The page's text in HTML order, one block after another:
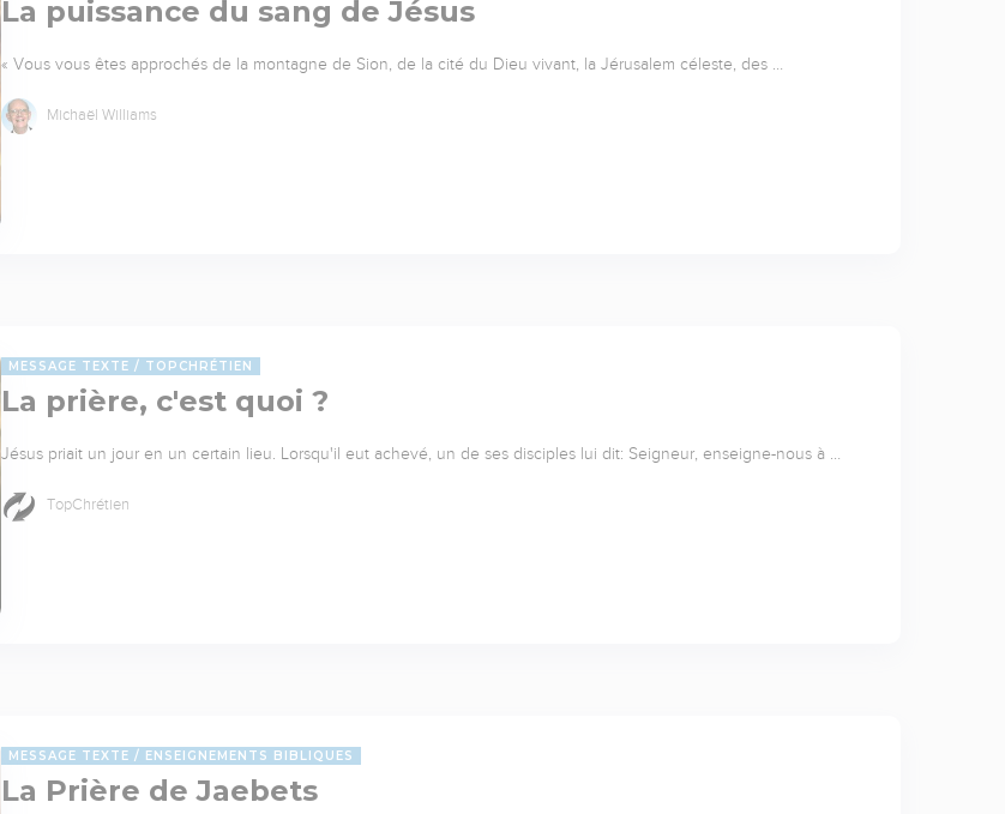
La puissance du sang de Jésus
« Vous vous êtes approchés de la montagne de Sion, de la cité du Dieu vivant, la Jérusalem céleste, des …
Michaël Williams
MESSAGE TEXTE TOPCHRÉTIEN
La prière, c'est quoi ?
Jésus priait un jour en un certain lieu. Lorsqu'il eut achevé, un de ses disciples lui dit: Seigneur, enseigne-nous à …
TopChrétien
MESSAGE TEXTE ENSEIGNEMENTS BIBLIQUES
La Prière de Jaebets